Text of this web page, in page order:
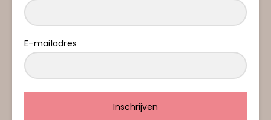
E-mailadres
Inschrijven